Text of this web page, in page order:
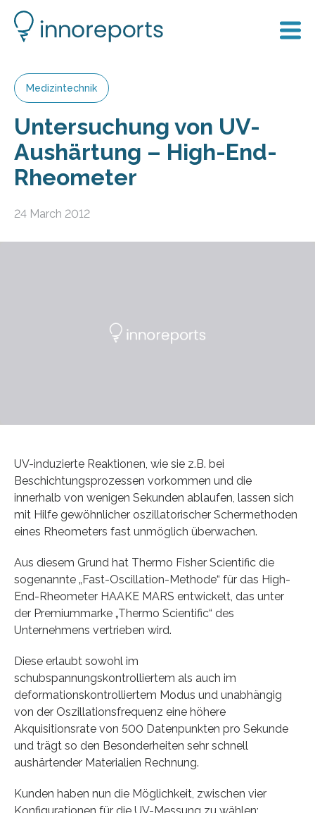
Medizintechnik
Untersuchung von UV-
Aushärtung – High-End-
Rheometer
24 March 2012
UV-induzierte Reaktionen, wie sie z.B. bei
Beschichtungsprozessen vorkommen und die
innerhalb von wenigen Sekunden ablaufen, lassen sich
mit Hilfe gewöhnlicher oszillatorischer Schermethoden
eines Rheometers fast unmöglich überwachen.
Aus diesem Grund hat Thermo Fisher Scientific die
sogenannte „Fast-Oscillation-Methode“ für das High-
End-Rheometer HAAKE MARS entwickelt, das unter
der Premiummarke „Thermo Scientific“ des
Unternehmens vertrieben wird.
Diese erlaubt sowohl im
schubspannungskontrolliertem als auch im
deformationskontrolliertem Modus und unabhängig
von der Oszillationsfrequenz eine höhere
Akquisitionsrate von 500 Datenpunkten pro Sekunde
und trägt so den Besonderheiten sehr schnell
aushärtender Materialien Rechnung.
Kunden haben nun die Möglichkeit, zwischen vier
Konfigurationen für die UV-Messung zu wählen: